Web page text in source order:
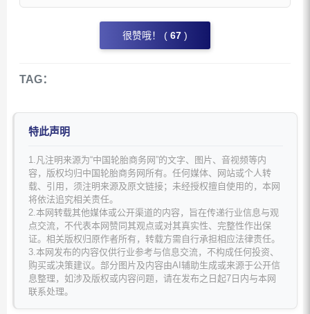
很赞哦！ ( 67 )
TAG：
特此声明
1.凡注明来源为“中国轮胎商务网”的文字、图片、音视频等内
容，版权均归中国轮胎商务网所有。任何媒体、网站或个人转
载、引用，须注明来源及原文链接；未经授权擅自使用的，本网
将依法追究相关责任。
2.本网转载其他媒体或公开渠道的内容，旨在传递行业信息与观
点交流，不代表本网赞同其观点或对其真实性、完整性作出保
证。相关版权归原作者所有，转载方需自行承担相应法律责任。
3.本网发布的内容仅供行业参考与信息交流，不构成任何投资、
购买或决策建议。部分图片及内容由AI辅助生成或来源于公开信
息整理，如涉及版权或内容问题，请在发布之日起7日内与本网
联系处理。